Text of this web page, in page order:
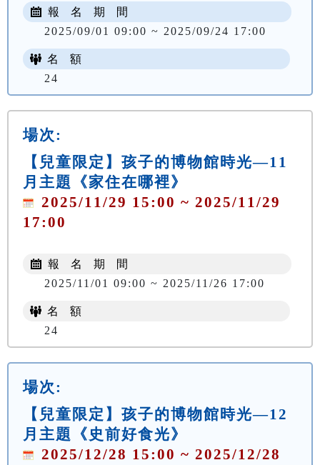
報 名 期 間
2025/09/01 09:00 ~ 2025/09/24 17:00
名 額
24
場次:
【兒童限定】孩子的博物館時光—11
月主題《家住在哪裡》
2025/11/29 15:00 ~ 2025/11/29
17:00
報 名 期 間
2025/11/01 09:00 ~ 2025/11/26 17:00
名 額
24
場次:
【兒童限定】孩子的博物館時光—12
月主題《史前好食光》
2025/12/28 15:00 ~ 2025/12/28